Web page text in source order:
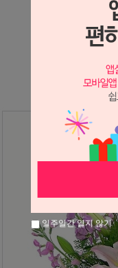
일주일간 열지 않기